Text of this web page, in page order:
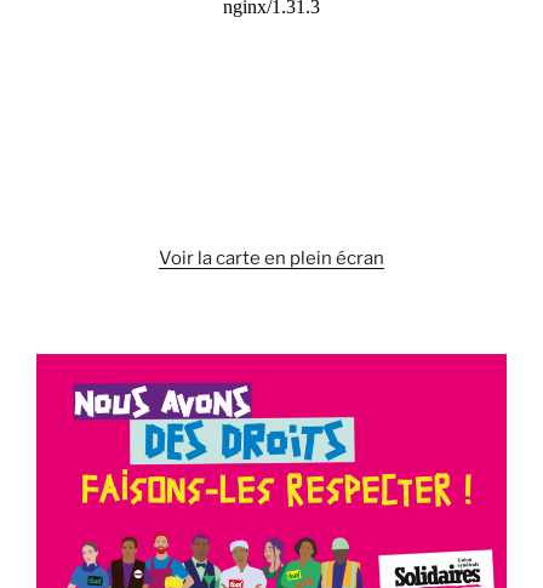
Voir la carte en plein écran